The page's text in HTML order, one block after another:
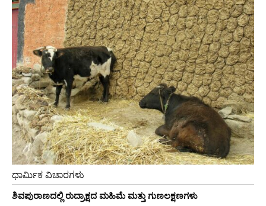
ಧಾರ್ಮಿಕ ವಿಚಾರಗಳು
ಶಿವಪುರಾಣದಲ್ಲಿ ರುದ್ರಾಕ್ಷದ ಮಹಿಮೆ ಮತ್ತು ಗುಣಲಕ್ಷಣಗಳು